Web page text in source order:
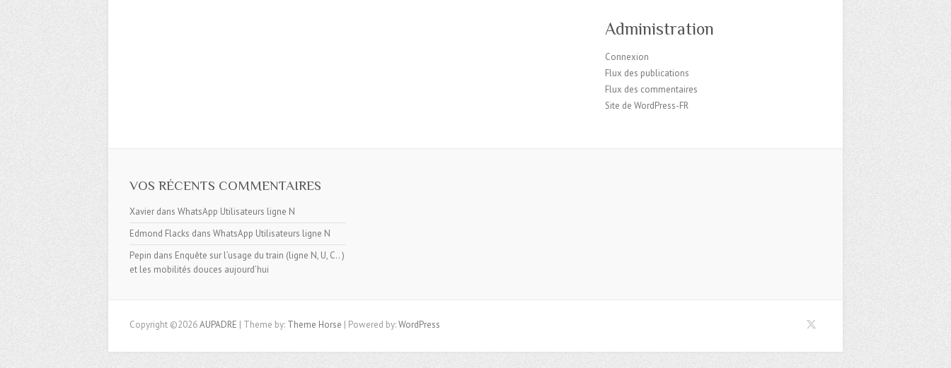
Administration
Connexion
Flux des publications
Flux des commentaires
Site de WordPress-FR
VOS RÉCENTS COMMENTAIRES
Xavier dans WhatsApp Utilisateurs ligne N
Edmond Flacks dans WhatsApp Utilisateurs ligne N
Pepin dans Enquête sur l’usage du train (ligne N, U, C.. )
et les mobilités douces aujourd’hui
Copyright ©2026AUPADRE | Theme by: Theme Horse | Powered by:WordPress